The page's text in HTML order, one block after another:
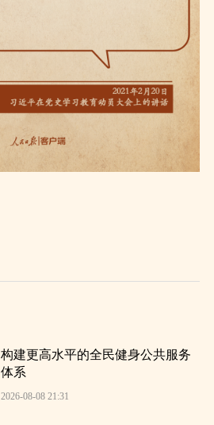
构建更高水平的全民健身公共服务
体系
2026-08-08 21:31